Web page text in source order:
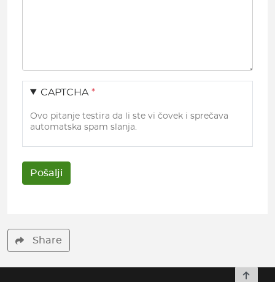
CAPTCHA
Ovo pitanje testira da li ste vi čovek i sprečava
automatska spam slanja.
Share
To top